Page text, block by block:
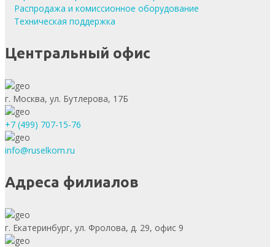
Распродажа и комиссионное оборудование
Техническая поддержка
Центральный офис
г. Москва, ул. Бутлерова, 17Б
+7 (499) 707-15-76
info@ruselkom.ru
Адреса филиалов
г. Екатеринбург, ул. Фролова, д. 29, офис 9